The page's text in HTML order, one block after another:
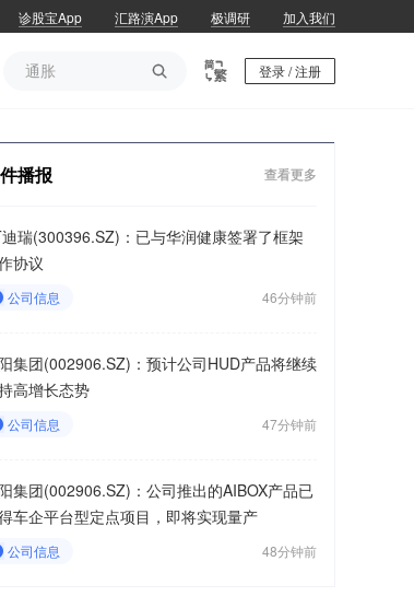
诊股宝App 汇路演App 极调研 加入我们

通胀
登录 / 注册
播报 查看更多
瑞(300396.SZ)：已与华润健康签署了框架
协议
公司信息 46分钟前
集团(002906.SZ)：预计公司HUD产品将继续
高增长态势
公司信息 47分钟前
集团(002906.SZ)：公司推出的AIBOX产品已
车企平台型定点项目，即将实现量产
公司信息 48分钟前